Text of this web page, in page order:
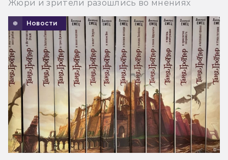
Жюри и зрители разошлись во мнениях
Новости